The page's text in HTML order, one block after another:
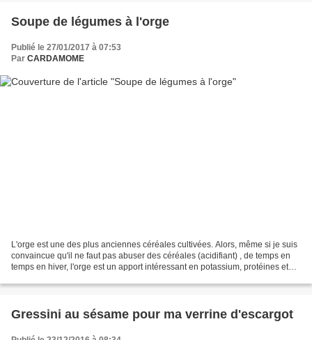
Soupe de légumes à l'orge
Publié le 27/01/2017 à 07:53
Par CARDAMOME
L'orge est une des plus anciennes céréales cultivées. Alors, même si je suis
convaincue qu'il ne faut pas abuser des céréales (acidifiant) , de temps en
temps en hiver, l'orge est un apport intéressant en potassium, protéines et
Gressini au sésame pour ma verrine d'escargot